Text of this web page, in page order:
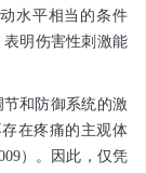
水平相当的条件
明伤害性刺激能
和防御系统的激
在疼痛的主观体
）。因此，仅凭